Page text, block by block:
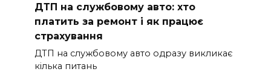
ДТП на службовому авто: хто
платить за ремонт і як працює
страхування
ДТП на службовому авто одразу викликає
кілька питань